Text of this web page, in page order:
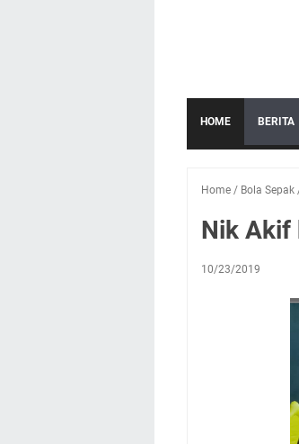
HOME BERITA
Home / Bola Sepak
Nik Akif
10/23/2019